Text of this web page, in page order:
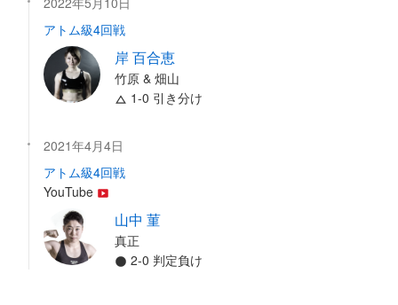
アトム級4回戦
岸 百合恵
竹原 & 畑山
1-0 引き分け
2021年4月4日
アトム級4回戦
YouTube
山中 菫
真正
2-0 判定負け